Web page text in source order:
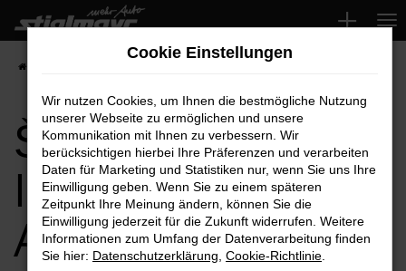
Zum
Hauptinhalt
springen
Škoda für
Ingolstadt Top-
Angebote
Cookie Einstellungen
Wir nutzen Cookies, um Ihnen die bestmögliche Nutzung
unserer Webseite zu ermöglichen und unsere
Kommunikation mit Ihnen zu verbessern. Wir
berücksichtigen hierbei Ihre Präferenzen und verarbeiten
Daten für Marketing und Statistiken nur, wenn Sie uns Ihre
Einwilligung geben. Wenn Sie zu einem späteren
Zeitpunkt Ihre Meinung ändern, können Sie die
Einwilligung jederzeit für die Zukunft widerrufen. Weitere
Informationen zum Umfang der Datenverarbeitung finden
Sie hier: Datenschutzerklärung Cookie-Richtlinie